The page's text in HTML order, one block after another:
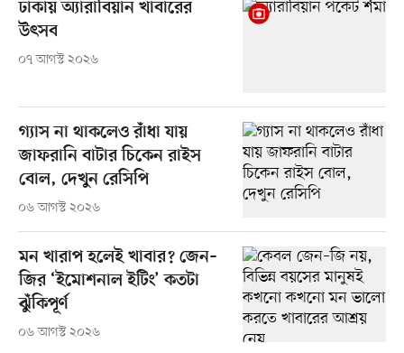
ঢাকায় অ্যারাবিয়ান খাবারের
উৎসব
০৭ আগস্ট ২০২৬
গ্যাস না থাকলেও রাঁধা যায়
জাফরানি বাটার চিকেন রাইস
বোল, দেখুন রেসিপি
০৬ আগস্ট ২০২৬
মন খারাপ হলেই খাবার? জেন–
জির ‘ইমোশনাল ইটিং’ কতটা
ঝুঁকিপূর্ণ
০৬ আগস্ট ২০২৬